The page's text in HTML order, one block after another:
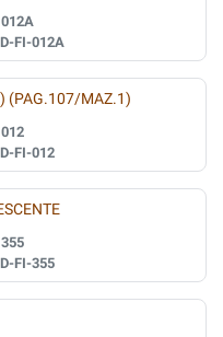
012A
FI-012A
(PAG.107/MAZ.1)
012
FI-012
355
FI-355